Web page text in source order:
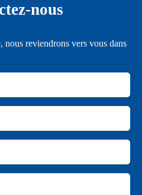
nous
reviendrons vers vous dans